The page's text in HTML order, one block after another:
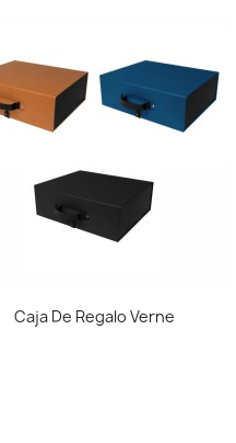
Caja De Regalo Verne